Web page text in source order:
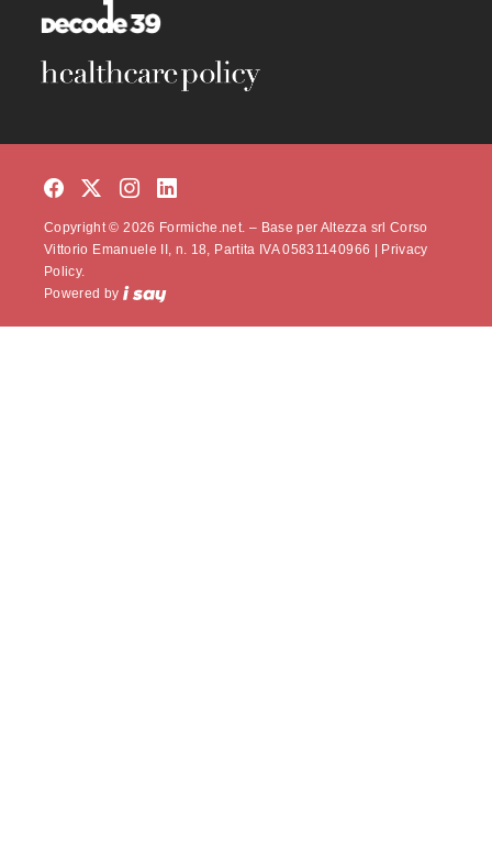
Copyright © 2026 Formiche.net. – Base per Altezza srl Corso
Vittorio Emanuele II, n. 18, Partita IVA 05831140966 |
Privacy
Policy.
Powered by